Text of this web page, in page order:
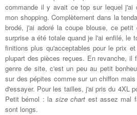
commande il y avait ce top sur lequel j'ai
mon shopping. Complètement dans la
brodé, j'ai adoré la coupe blouse, ce
surprise a été totale quand je l'ai enfilé, le
finitions plus qu'acceptables pour le prix
plupart des pièces reçues. En revanche, il
genre de site, c'est un peu au petit
sur des pépites comme sur un chiffon
d'essayer. Pour les tailles, j'ai pris du 4XL
Petit bémol : la size chart est assez mal
sont longs.